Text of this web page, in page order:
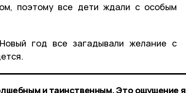
поэтому все дети ждали с особым
год все загадывали желание с
и таинственным. Это ощущение я